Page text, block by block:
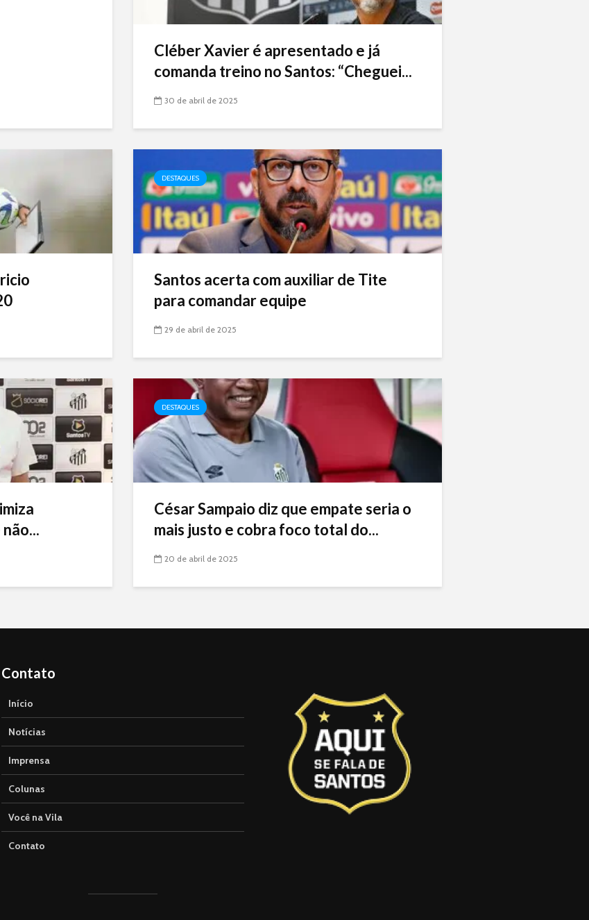
Cléber Xavier é apresentado e já
comanda treino no Santos: “Cheguei...
30 de abril de 2025
DESTAQUES
Santos acerta com auxiliar de Tite
para comandar equipe
29 de abril de 2025
DESTAQUES
César Sampaio diz que empate seria o
mais justo e cobra foco total do...
20 de abril de 2025
Contato
Início
Notícias
Imprensa
Colunas
Você na Vila
Contato